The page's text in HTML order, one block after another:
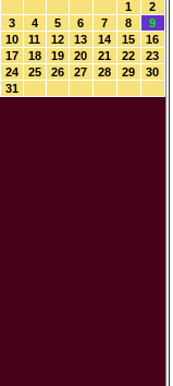
1
2
3
4 5 6 7 8
9
10
11 12 13 14 15
16
17
18 19 20 21 22
23
24
25 26 27 28 29
30
31